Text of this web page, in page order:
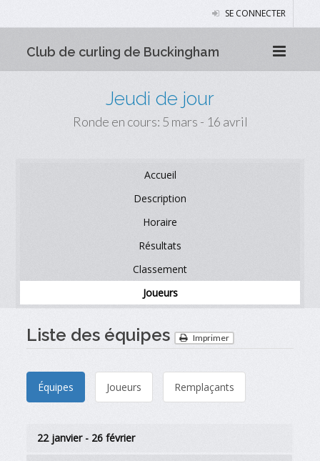
SE CONNECTER
Club de curling de Buckingham
Jeudi de jour
Ronde en cours: 5 mars - 16 avril
Accueil
Description
Horaire
Résultats
Classement
Joueurs
Liste des équipes Imprimer
Équipes Joueurs Remplaçants
22 janvier - 26 février